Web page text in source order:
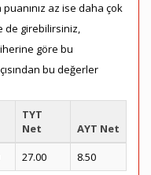
az ise daha çok
de girebilirsiniz,
göre bu
bu değerler
TYT
Net
AYT Net
27.00 8.50